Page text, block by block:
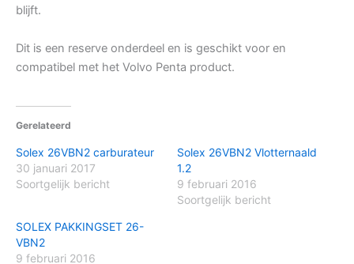
blijft.
Dit is een reserve onderdeel en is geschikt voor en
compatibel met het Volvo Penta product.
Gerelateerd
Solex 26VBN2 carburateur
30 januari 2017
Soortgelijk bericht
Solex 26VBN2 Vlotternaald
1.2
9 februari 2016
Soortgelijk bericht
SOLEX PAKKINGSET 26-
VBN2
9 februari 2016